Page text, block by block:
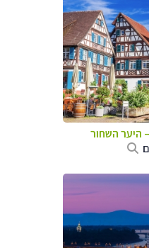
– היער השחור